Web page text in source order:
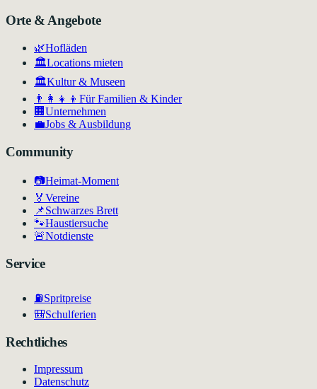
Orte & Angebote
🌿Hofläden
🏛️Locations mieten
🏛Kultur & Museen
👨‍👩‍👧‍👦 Für Familien & Kinder
🏢 Unternehmen
💼Jobs & Ausbildung
Community
📷Heimat-Moment
🏅 Vereine
📌Schwarzes Brett
🐾Haustiersuche
🚨Notdienste
Service
⛽Spritpreise
🎒Schulferien
Rechtliches
Impressum
Datenschutz